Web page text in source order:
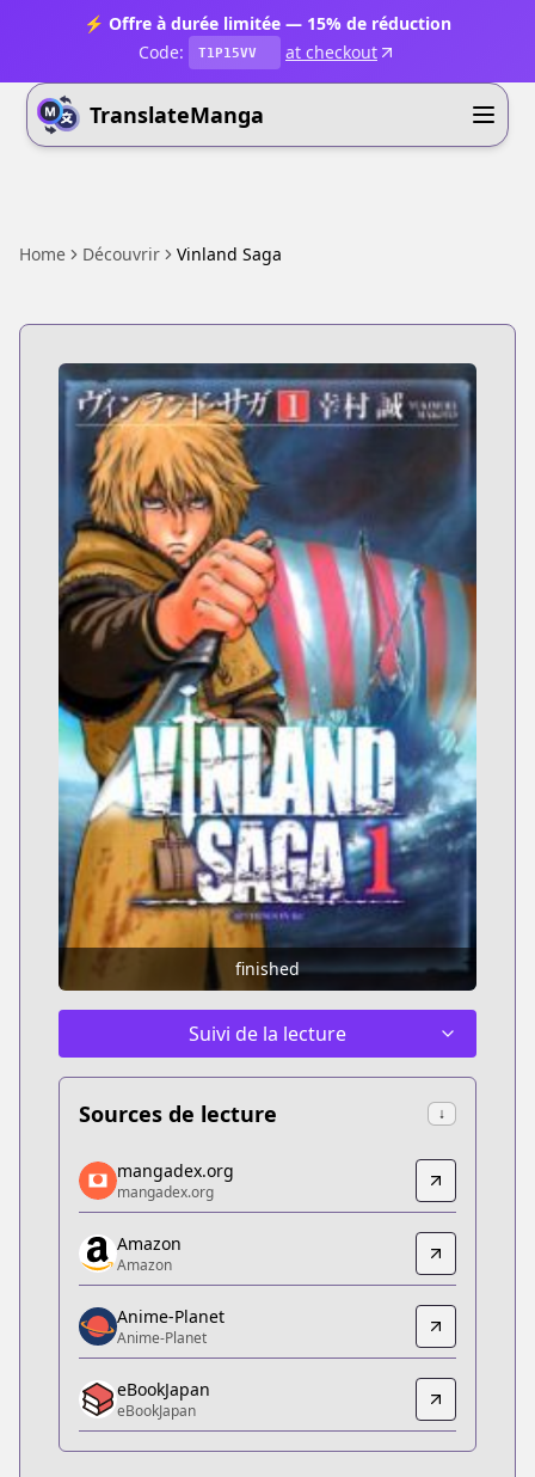
⚡ Offre à durée limitée — 15% de réduction
Code:
T1P15VV at checkout
TranslateManga
Home Découvrir Vinland Saga
finished
Suivi de la lecture
Sources de lecture ↓
mangadex.org
mangadex.org
https://mangadex.org/title/5d1fc77e-706a-4fc5-
Amazon
Amazon
https://www.amazon.co.jp/dp/B074C9PB88
Anime-Planet
Anime-Planet
https://www.anime-planet.com/manga/vinland-
eBookJapan
eBookJapan
mangadex.org
mangadex.org
Amazon
Amazon
Anime-Planet
Anime-Planet
eBookJapan
eBookJapan